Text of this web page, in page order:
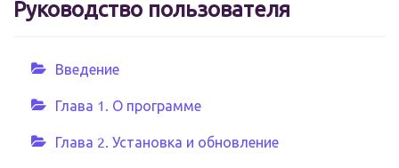
Руководство пользователя
Введение
Глава 1. О программе
Глава 2. Установка и обновление